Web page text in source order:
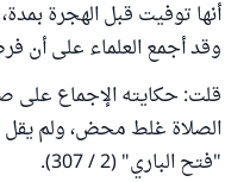
أنها توفيت قبل الهجرة
وقد أجمع العلماء على أن
قلت: حكايته الإجماع
الصلاة غلط محض، ولم يقل
"فتح الباري" (2 / 307).